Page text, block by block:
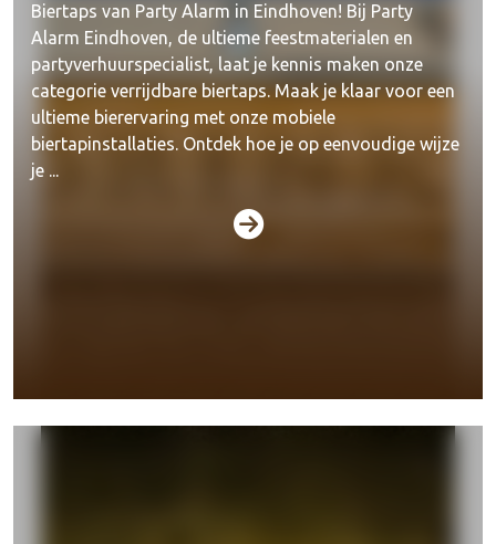
Biertaps van Party Alarm in Eindhoven! Bij Party
Alarm Eindhoven, de ultieme feestmaterialen en
partyverhuurspecialist, laat je kennis maken onze
categorie verrijdbare biertaps. Maak je klaar voor een
ultieme bierervaring met onze mobiele
biertapinstallaties. Ontdek hoe je op eenvoudige wijze
je ...